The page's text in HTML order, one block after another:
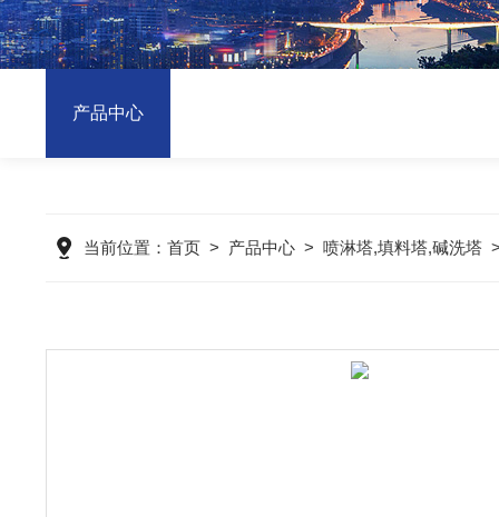
产品中心
当前位置： 首页> 产品中心> 喷淋塔,填料塔,碱洗塔